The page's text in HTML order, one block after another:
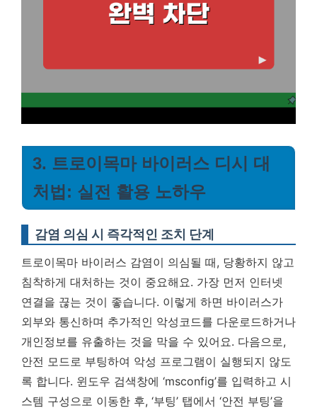
3. 트로이목마 바이러스 디시 대
처법: 실전 활용 노하우
감염 의심 시 즉각적인 조치 단계
트로이목마 바이러스 감염이 의심될 때, 당황하지 않고
침착하게 대처하는 것이 중요해요. 가장 먼저 인터넷
연결을 끊는 것이 좋습니다. 이렇게 하면 바이러스가
외부와 통신하며 추가적인 악성코드를 다운로드하거나
개인정보를 유출하는 것을 막을 수 있어요. 다음으로,
안전 모드로 부팅하여 악성 프로그램이 실행되지 않도
록 합니다. 윈도우 검색창에 ‘msconfig’를 입력하고 시
스템 구성으로 이동한 후, ‘부팅’ 탭에서 ‘안전 부팅’을